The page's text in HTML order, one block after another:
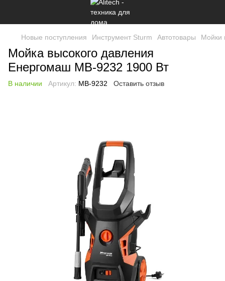
Новые поступления Инструмент Sturm Автотовары Мойки
Мойка высокого давления
Енергомаш МВ-9232 1900 Вт
В наличии Артикул: МВ-9232 Оставить отзыв